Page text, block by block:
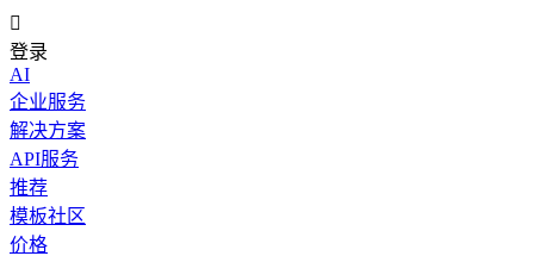

登录
AI
企业服务
解决方案
API服务
推荐
模板社区
价格